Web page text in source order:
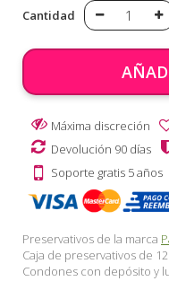
Cantidad
Máxima discreción
Devolución 90 días
Soporte gratis 5 años
Preservativos de la marca
Caja de preservativos de
Condones con depósito y